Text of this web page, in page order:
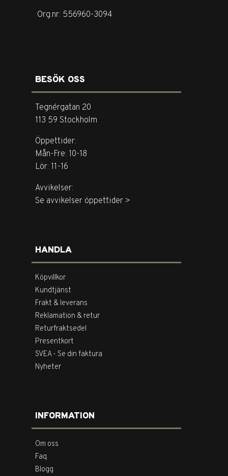
Org.nr: 556960-3094
BESÖK OSS
Tegnérgatan 20
113 59 Stockholm
Öppettider:
Mån-Fre: 10-18
Lör: 11-16
Avvikelser:
Se avvikelser öppettider >
HANDLA
Köpvillkor
Kundtjänst
Frakt & leverans
Reklamation & retur
Returfraktsedel
Presentkort
SVEA - Se din faktura
Nyheter
INFORMATION
Om oss
Faq
Blogg